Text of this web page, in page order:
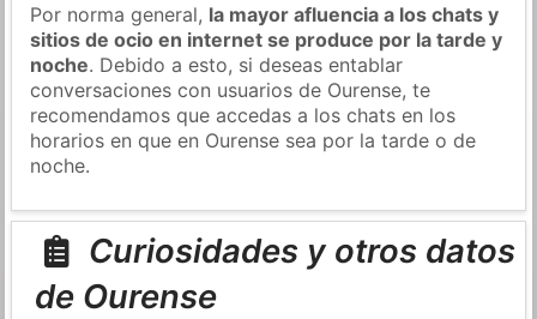
Por norma general, la mayor afluencia a los chats y
sitios de ocio en internet se produce por la tarde y
noche. Debido a esto, si deseas entablar
conversaciones con usuarios de Ourense, te
recomendamos que accedas a los chats en los
horarios en que en Ourense sea por la tarde o de
noche.
Curiosidades y otros datos
de Ourense